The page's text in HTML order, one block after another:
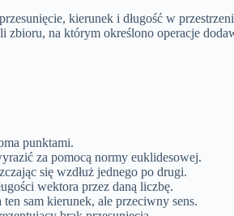
kierunek i długość w
na którym określono operacje
punktami.
za pomocą normy euklidesowej.
się wzdłuż jednego po drugi.
wektora przez daną liczbę.
sam kierunek, ale przeciwny sens.